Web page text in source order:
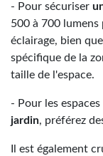
- Pour sécuriser
500 à 700
éclairage, bien
spécifique de la
taille de l'espace.
- Pour les
jardin, préférez
Il est également